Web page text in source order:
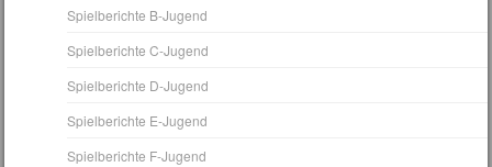
Spielberichte B-Jugend
Spielberichte C-Jugend
Spielberichte D-Jugend
Spielberichte E-Jugend
Spielberichte F-Jugend